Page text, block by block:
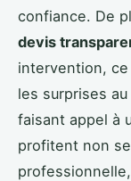
confiance. De
devis
intervention,
les surprises
faisant appel à
profitent non